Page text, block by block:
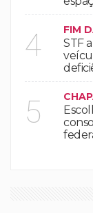
4 FIM
STF
5